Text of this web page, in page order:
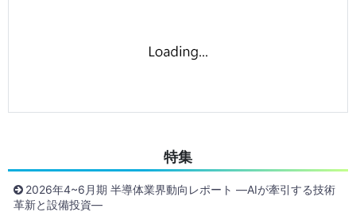
特集
2026年4~6月期 半導体業界動向レポート ―AIが牽引する技術
革新と設備投資―